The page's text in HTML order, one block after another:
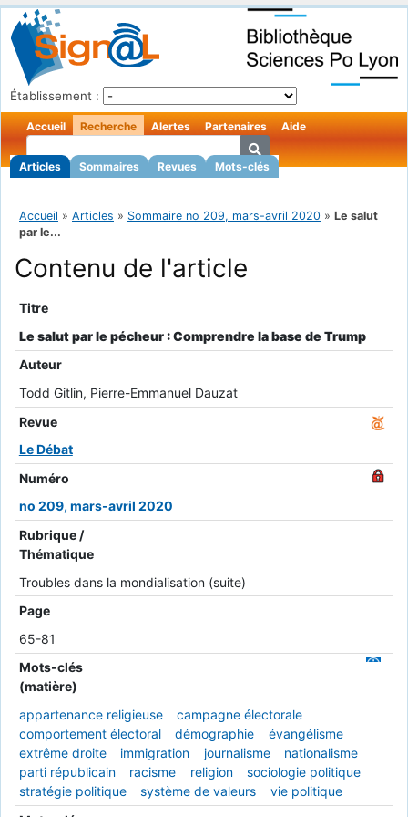
Établissement :
Accueil Recherche
Articles Sommaires Revues Mots-clés
Alertes Partenaires Aide
Accueil » Articles » Sommaire no 209, mars-avril 2020 » Le salut
par le...
Contenu de l'article
Titre
Le salut par le pécheur : Comprendre la base de Trump
Auteur
Todd Gitlin, Pierre-Emmanuel Dauzat
Revue
Le Débat
Numéro
no 209, mars-avril 2020
Rubrique /
Thématique
Troubles dans la mondialisation (suite)
Page
65-81
Mots-clés
(matière)
appartenance religieuse
campagne électorale
comportement électoral
démographie
évangélisme
extrême droite
immigration journalisme
nationalisme
parti républicain
racisme religion
sociologie politique
stratégie politique
système de valeurs
vie politique